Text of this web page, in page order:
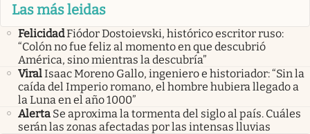
Las más leidas
FelicidadFiódor Dostoievski, histórico escritor ruso:
“Colón no fue feliz al momento en que descubrió
América, sino mientras la descubría”
ViralIsaac Moreno Gallo, ingeniero e historiador: “Sin la
caída del Imperio romano, el hombre hubiera llegado a
la Luna en el año 1000”
Alerta Se aproxima la tormenta del siglo al país. Cuáles
serán las zonas afectadas por las intensas lluvias